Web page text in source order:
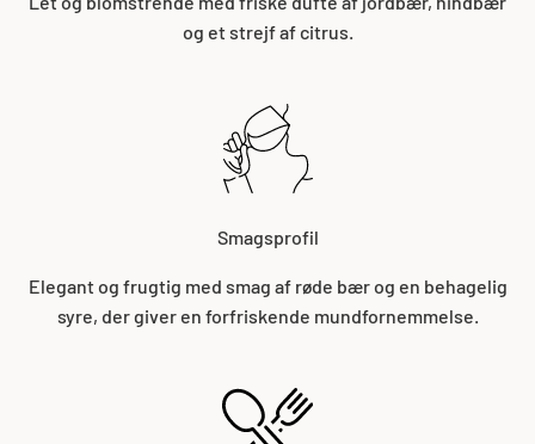
og et strejf af citrus.
Smagsprofil
Elegant og frugtig med smag af røde bær og en behagelig
syre, der giver en forfriskende mundfornemmelse.